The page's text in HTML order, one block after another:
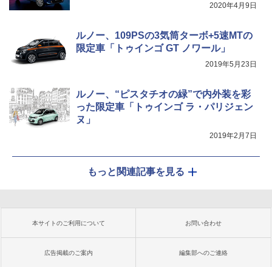
2020年4月9日
ルノー、109PSの3気筒ターボ+5速MTの
限定車「トゥインゴ GT ノワール」
2019年5月23日
ルノー、“ピスタチオの緑”で内外装を彩
った限定車「トゥインゴ ラ・パリジェン
ヌ」
2019年2月7日
もっと関連記事を見る
本サイトのご利用について お問い合わせ
広告掲載のご案内 編集部へのご連絡